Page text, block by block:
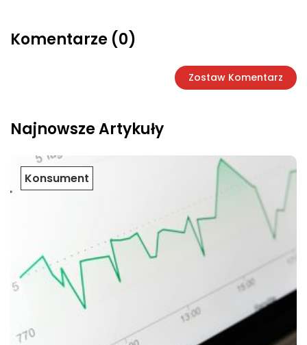
Komentarze (0)
Zostaw Komentarz
Najnowsze Artykuły
Konsument